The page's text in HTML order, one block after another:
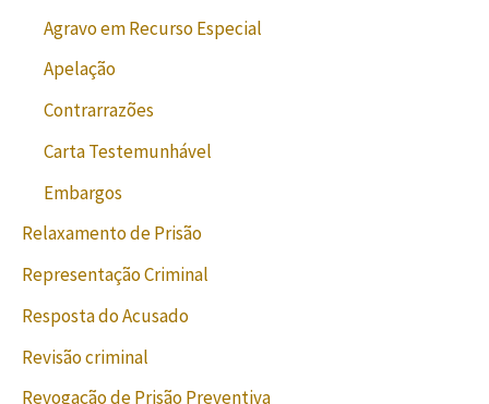
Agravo em Recurso Especial
Apelação
Contrarrazões
Carta Testemunhável
Embargos
Relaxamento de Prisão
Representação Criminal
Resposta do Acusado
Revisão criminal
Revogação de Prisão Preventiva